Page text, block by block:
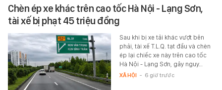
Chèn ép xe khác trên cao tốc Hà Nội - Lạng Sơn,
tài xế bị phạt 45 triệu đồng
Sau khi bị xe tải khác vượt bên
phải, tài xế T.L.Q. tạt đầu và chèn
ép lại chiếc xe này trên cao tốc
Hà Nội - Lạng Sơn, gây nguy…
XÃ HỘI - 6 giờ trước